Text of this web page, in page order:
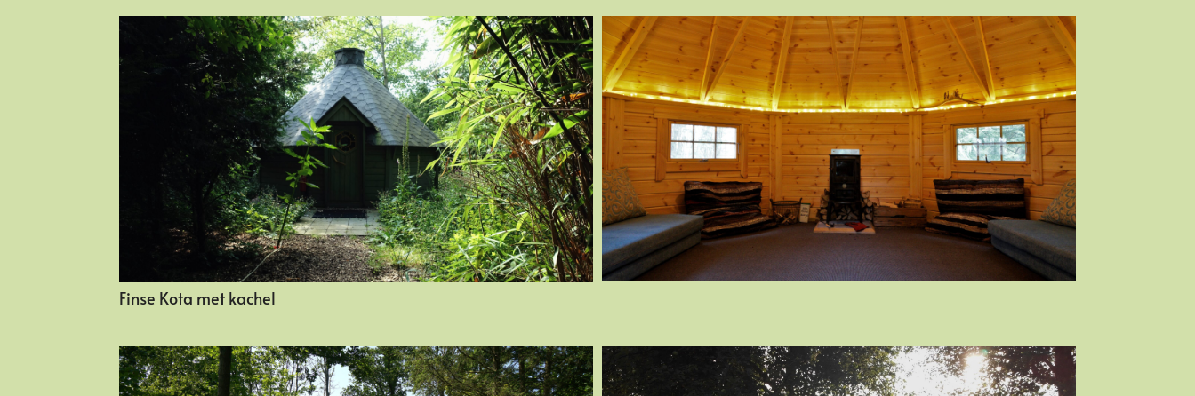
Finse Kota met kachel